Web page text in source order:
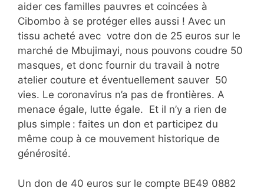
aider ces familles pauvres et coincées à
Cibombo à se protéger elles aussi ! Avec un
tissu acheté avec votre don de 25 euros sur le
marché de Mbujimayi, nous pouvons coudre 50
masques, et donc fournir du travail à notre
atelier couture et éventuellement sauver 50
vies. Le coronavirus n’a pas de frontières. A
menace égale, lutte égale. Et il n’y a rien de
plus simple : faites un don et participez du
même coup à ce mouvement historique de
générosité.
Un don de 40 euros sur le compte BE49 0882